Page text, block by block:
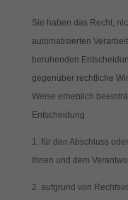
Sie haben das Recht,
automatisierten
beruhenden
gegenüber rechtliche
Weise erheblich
Entscheidung
für den Abschluss
Ihnen und dem
aufgrund von